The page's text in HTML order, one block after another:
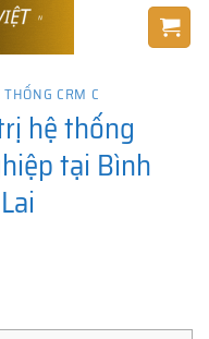
CRM C
hệ thống
tại Bình